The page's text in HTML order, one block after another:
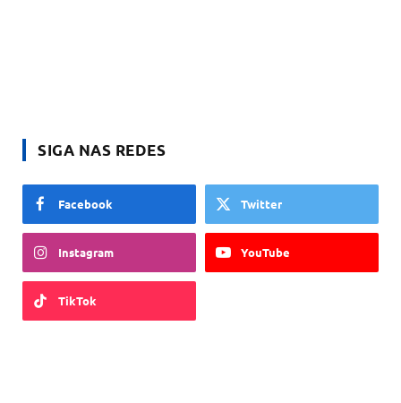
SIGA NAS REDES
Facebook Twitter
Instagram YouTube
TikTok